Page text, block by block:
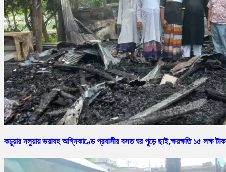
কচুয়ার নলুয়ায় ভয়াবহ অগ্নিকাণ্ডে প্রবাসীর বসত ঘর পুড়ে ছাই,ক্ষয়ক্ষতি ১৫ লক্ষ